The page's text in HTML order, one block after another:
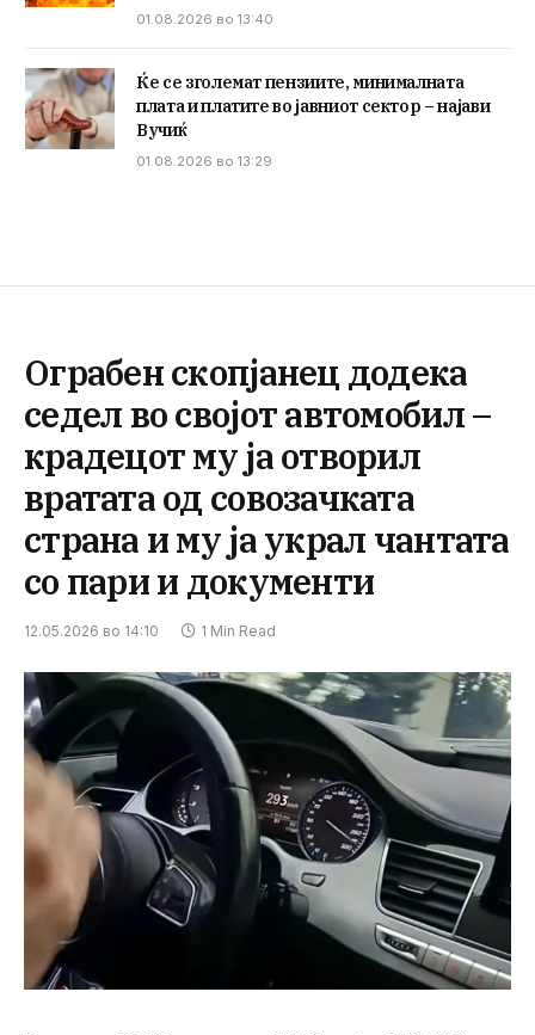
01.08.2026 во 13:40
Ќе се зголемат пензиите, минималната
плата и платите во јавниот сектор – најави
Вучиќ
01.08.2026 во 13:29
Ограбен скопјанец додека
седел во својот автомобил –
крадецот му ја отворил
вратата од совозачката
страна и му ја украл чантата
со пари и документи
12.05.2026 во 14:10 1 Min Read